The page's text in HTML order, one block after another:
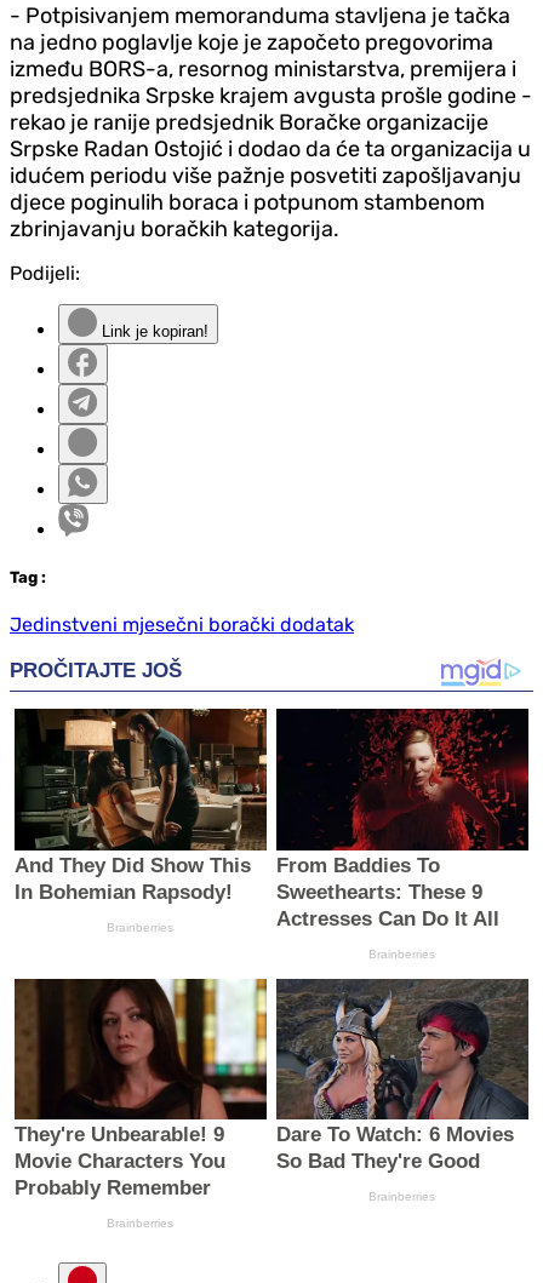
- Potpisivanjem memoranduma stavljena je tačka
na jedno poglavlje koje je započeto pregovorima
između BORS-a, resornog ministarstva, premijera i
predsjednika Srpske krajem avgusta prošle godine -
rekao je ranije predsjednik Boračke organizacije
Srpske Radan Ostojić i dodao da će ta organizacija u
idućem periodu više pažnje posvetiti zapošljavanju
djece poginulih boraca i potpunom stambenom
zbrinjavanju boračkih kategorija.
Podijeli:
Link je kopiran!
Tag :
Jedinstveni mjesečni borački dodatak